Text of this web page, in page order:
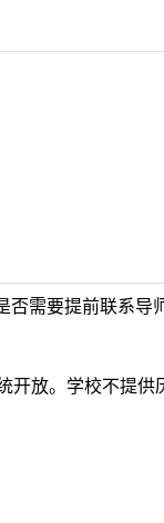
需要提前联系导
开放。学校不提供